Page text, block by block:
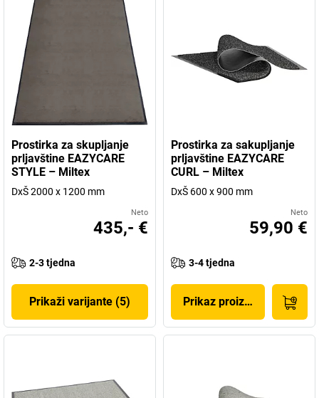
Prostirka za skupljanje
prljavštine EAZYCARE
STYLE – Miltex
DxŠ 2000 x 1200 mm
Neto
435,- €
2-3 tjedna
Prikaži varijante (5)
Prostirka za sakupljanje
prljavštine EAZYCARE
CURL – Miltex
DxŠ 600 x 900 mm
Neto
59,90 €
3-4 tjedna
Prikaz proizvoda